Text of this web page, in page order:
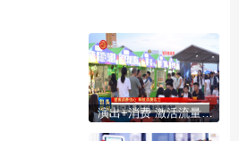
演出+消费 激活流量经济新动能